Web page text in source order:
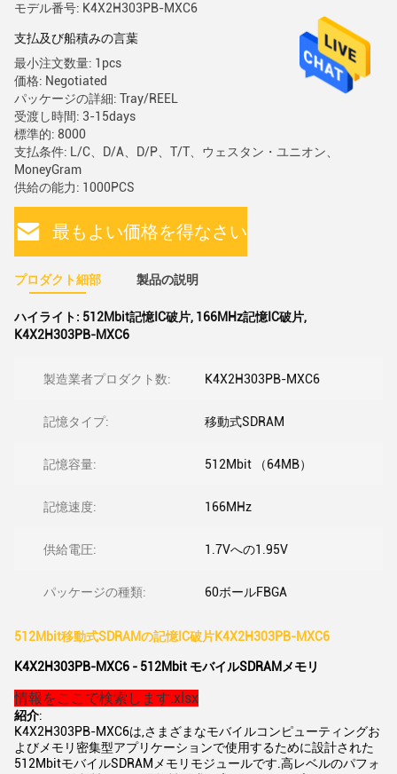
モデル番号: K4X2H303PB-MXC6
支払及び船積みの言葉
最小注文数量: 1pcs
価格: Negotiated
パッケージの詳細: Tray/REEL
受渡し時間: 3-15days
標準的: 8000
支払条件: L/C、D/A、D/P、T/T、ウェスタン・ユニオン、
MoneyGram
供給の能力: 1000PCS
最もよい価格を得なさい
プロダクト細部 製品の説明
ハイライト: 512Mbit記憶IC破片, 166MHz記憶IC破片,
K4X2H303PB-MXC6
製造業者プロダクト数: K4X2H303PB-MXC6
記憶タイプ: 移動式SDRAM
記憶容量: 512Mbit （64MB）
記憶速度: 166MHz
供給電圧: 1.7Vへの1.95V
パッケージの種類: 60ボールFBGA
512Mbit移動式SDRAMの記憶IC破片K4X2H303PB-MXC6
K4X2H303PB-MXC6 - 512Mbit モバイルSDRAMメモリ
情報をここで検索します.xlsx
紹介:
K4X2H303PB-MXC6は,さまざまなモバイルコンピューティングお
よびメモリ密集型アプリケーションで使用するために設計された
512MbitモバイルSDRAMメモリモジュールです.高レベルのパフォ